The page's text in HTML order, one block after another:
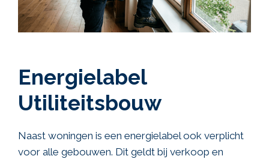
Energielabel
Utiliteitsbouw
Naast woningen is een energielabel ook verplicht
voor alle gebouwen. Dit geldt bij verkoop en